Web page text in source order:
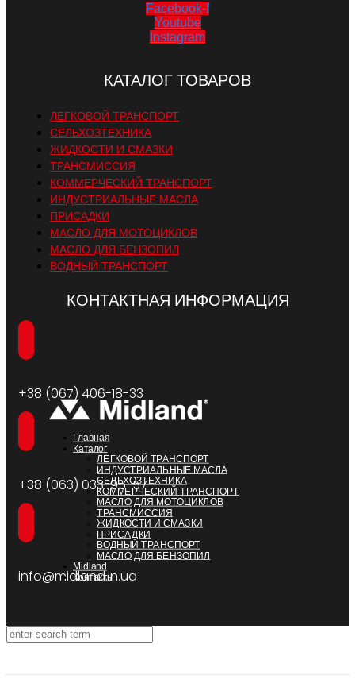
Facebook-f
Youtube
Instagram
КАТАЛОГ ТОВАРОВ
ЛЕГКОВОЙ ТРАНСПОРТ
СЕЛЬХОЗТЕХНИКА
ЖИДКОСТИ И СМАЗКИ
ТРАНСМИССИЯ
КОММЕРЧЕСКИЙ ТРАНСПОРТ
ИНДУСТРИАЛЬНЫЕ МАСЛА
ПРИСАДКИ
МАСЛО ДЛЯ МОТОЦИКЛОВ
МАСЛО ДЛЯ БЕНЗОПИЛ
ВОДНЫЙ ТРАНСПОРТ
КОНТАКТНАЯ ИНФОРМАЦИЯ
+38 (067) 406-18-33
+38 (063) 033-95-57
info@midland.in.ua
Главная
Каталог
ЛЕГКОВОЙ ТРАНСПОРТ
ИНДУСТРИАЛЬНЫЕ МАСЛА
СЕЛЬХОЗТЕХНИКА
КОММЕРЧЕСКИЙ ТРАНСПОРТ
МАСЛО ДЛЯ МОТОЦИКЛОВ
ТРАНСМИССИЯ
ЖИДКОСТИ И СМАЗКИ
ПРИСАДКИ
ВОДНЫЙ ТРАНСПОРТ
МАСЛО ДЛЯ БЕНЗОПИЛ
Midland
Контакты